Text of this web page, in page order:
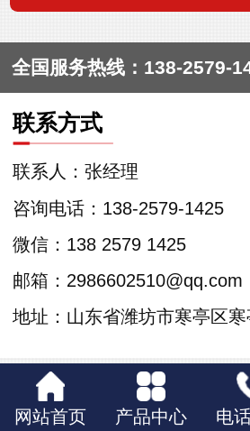
全国服务热线： 138-2579-
联系方式
咨询电话：138-2579-1425
联系人：张经理
微信：138 2579 1425
邮箱：2986602510@qq.com
地址：山东省潍坊市寒亭区
网站首页 产品中心 电